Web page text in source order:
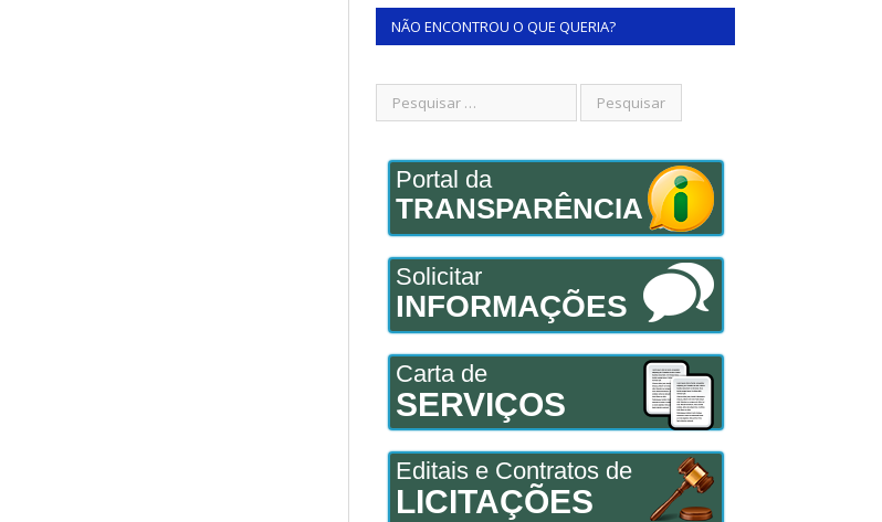
NÃO ENCONTROU O QUE QUERIA?
Portal da
TRANSPARÊNCIA
Solicitar
INFORMAÇÕES
Carta de
SERVIÇOS
Editais e Contratos de
LICITAÇÕES